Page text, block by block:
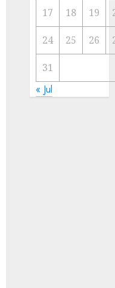
17 18 19
24 25 26
31
« Jul